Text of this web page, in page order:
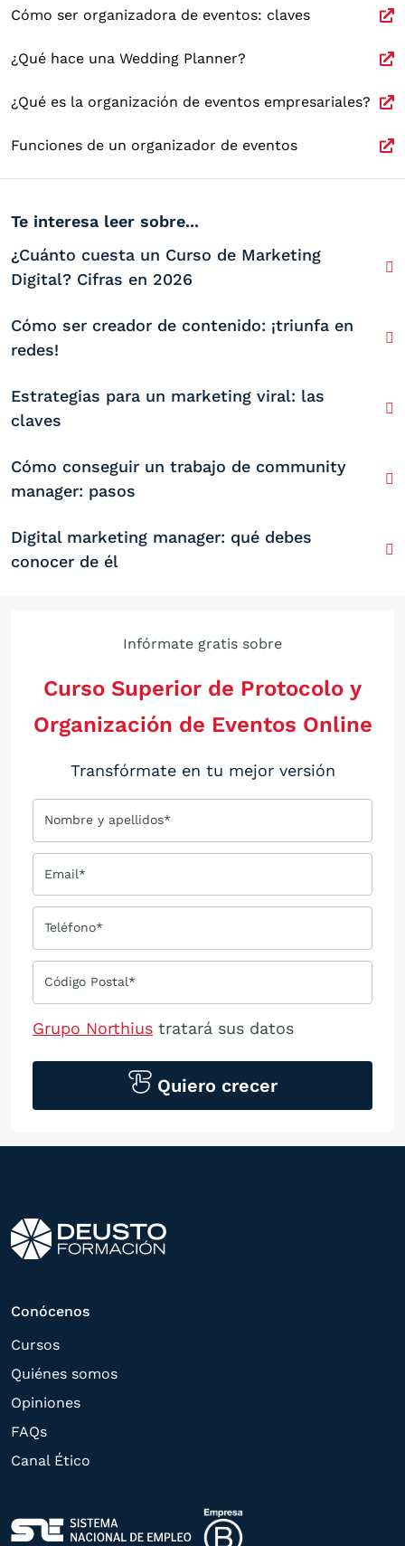
Cómo ser organizadora de eventos: claves
¿Qué hace una Wedding Planner?
¿Qué es la organización de eventos empresariales?
Funciones de un organizador de eventos
Te interesa leer sobre...
¿Cuánto cuesta un Curso de Marketing
Digital? Cifras en 2026
Cómo ser creador de contenido: ¡triunfa en
redes!
Estrategias para un marketing viral: las
claves
Cómo conseguir un trabajo de community
manager: pasos
Digital marketing manager: qué debes
conocer de él
Infórmate gratis sobre
Curso Superior de Protocolo y
Organización de Eventos Online
Transfórmate en tu mejor versión
Nombre y apellidos*
Email*
Teléfono*
Código Postal*
Grupo Northius tratará sus datos
tecnológicos, incluso aplicaciones de
mensajería instantánea, con el fin de
interés manifestado y, en su caso, para
tramitar la contratación
estas puedan hacerle llegar la mejor
oferta de productos y servicios de acuerdo
a su petición. Quedan reconocidos los
derechos de acceso,
rectificación, supresión, oposición,
Política de Privacidad .
Quiero crecer
Conócenos
Cursos
Quiénes somos
Opiniones
FAQs
Canal Ético